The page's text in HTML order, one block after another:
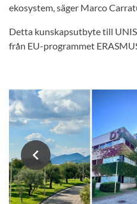
ekosystem, säger Marco
Detta kunskapsutbyte till
från EU-programmet